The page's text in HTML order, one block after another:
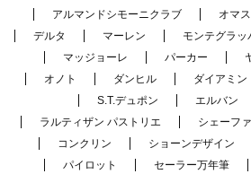
アルマンドシモーニクラブ
オマス
デルタ
マーレン モンテグラッ
マッジョーレ
パーカー
オノト
ダンヒル ダイアミン
S.T.デュポン
エルバン
ラルティザン パストリエ
シェーフ
コンクリン
ショーンデザイン
パイロット
セーラー万年筆